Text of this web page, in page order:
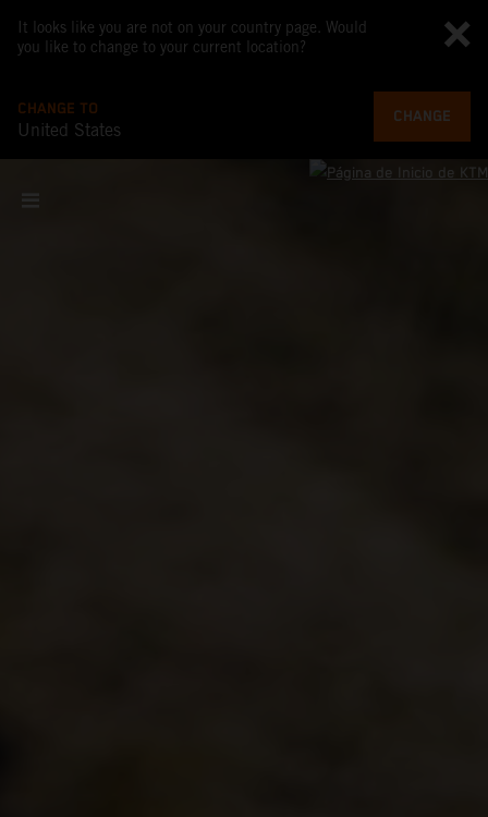
It looks like you are not on your country page. Would
you like to change to your current location?
CHANGE TO
United States
CHANGE